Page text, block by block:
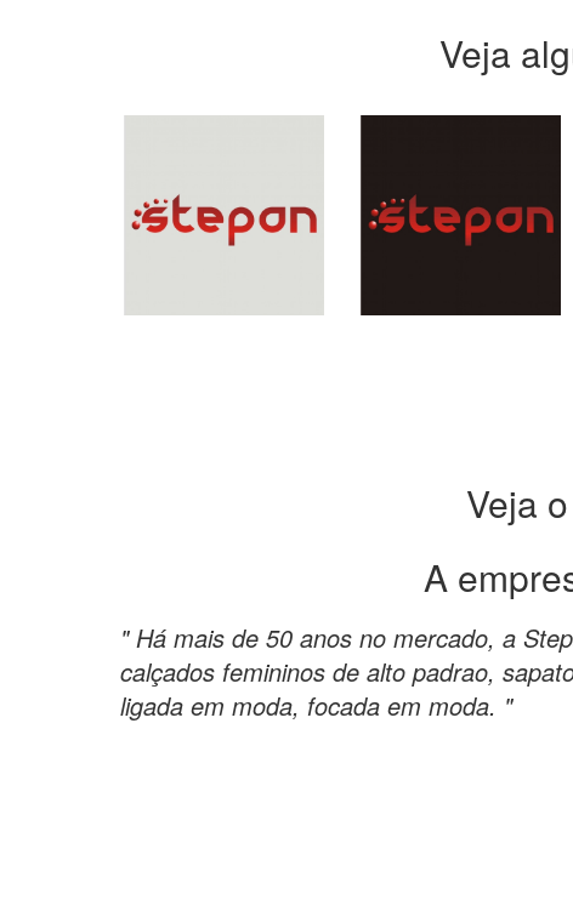
Veja
Veja
A
" Há mais de 50 anos no mercado, a
calçados femininos de alto padrao,
ligada em moda, focada em moda. "